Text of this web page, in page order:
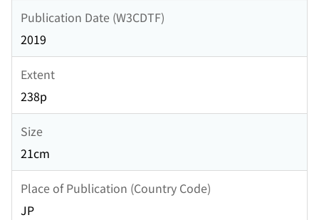
Publication Date (W3CDTF)
2019
Extent
238p
Size
21cm
Place of Publication (Country Code)
JP